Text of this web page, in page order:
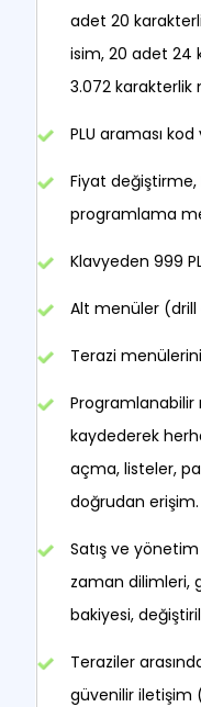
adet 20
isim, 20 adet 24
3.072 karakterlik
PLU araması
Fiyat değiştirme,
programlama
Klavyeden 999
Alt menüler (drill
Terazi
Programlanabilir
kaydederek
açma, listeler,
doğrudan erişim.
Satış ve yönetim
zaman dilimleri,
bakiyesi,
Teraziler
güvenilir iletişim